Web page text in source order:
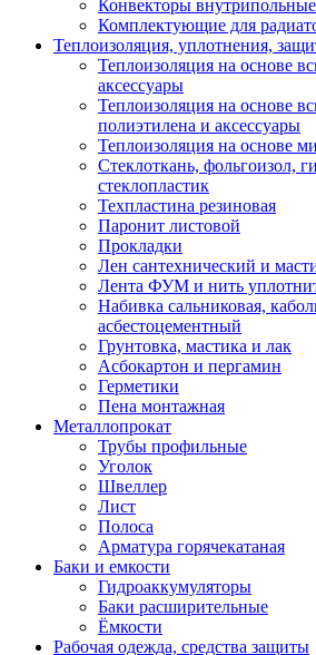
Конвекторы внутрипольные
Комплектующие для
Теплоизоляция, уплотнения,
Теплоизоляция на основе
аксессуары
Теплоизоляция на основе
полиэтилена и аксессуары
Теплоизоляция на основе
Стеклоткань, фольгоизол,
стеклопластик
Техпластина резиновая
Паронит листовой
Прокладки
Лен сантехнический и
Лента ФУМ и нить
Набивка сальниковая,
асбестоцементный
Грунтовка, мастика и лак
Асбокартон и пергамин
Герметики
Пена монтажная
Металлопрокат
Трубы профильные
Уголок
Швеллер
Лист
Полоса
Арматура горячекатаная
Баки и емкости
Гидроаккумуляторы
Баки расширительные
Ёмкости
Рабочая одежда, средства защиты